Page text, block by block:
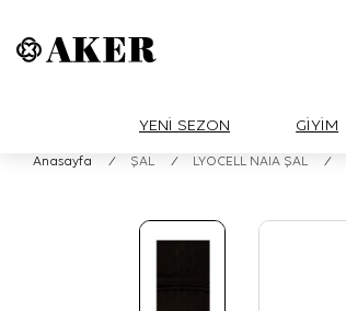
YENİ SEZON GİYİM
Anasayfa / ŞAL / LYOCELL NAIA ŞAL /